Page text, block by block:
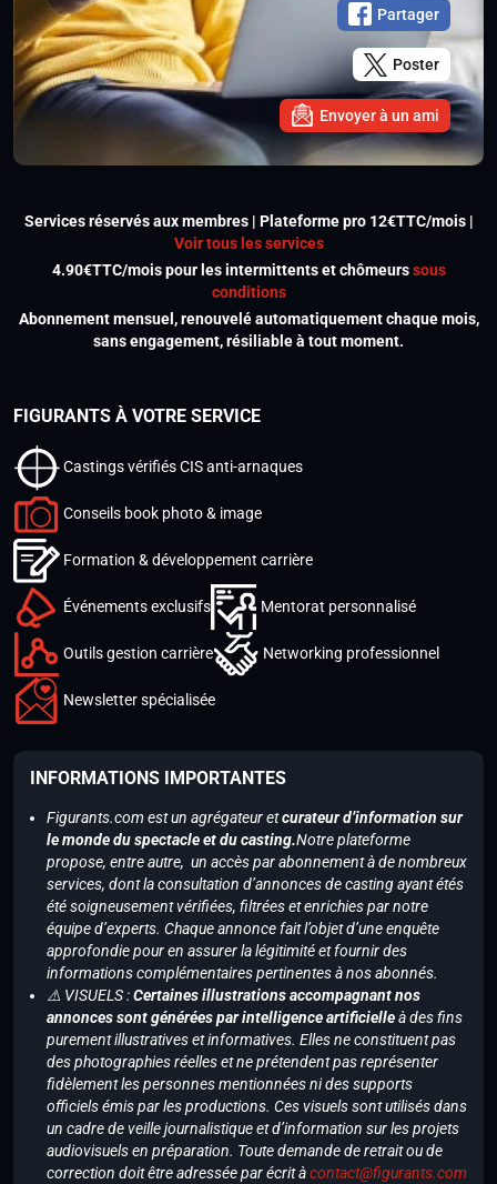
Partager
Poster
Envoyer à un ami
Services réservés aux membres | Plateforme pro 12€TTC/mois |
Voir tous les services
4.90€TTC/mois pour les intermittents et chômeurssous
conditions
Abonnement mensuel, renouvelé automatiquement chaque mois,
sans engagement, résiliable à tout moment.
FIGURANTS À VOTRE SERVICE
Castings vérifiés CIS anti-arnaques
Conseils book photo & image
Formation & développement carrière
Événements exclusifs Mentorat personnalisé
Outils gestion carrière Networking professionnel
Newsletter spécialisée
INFORMATIONS IMPORTANTES
Figurants.com est un agrégateur etcurateur d’information sur
le monde du spectacle et du casting.Notre plateforme
propose, entre autre, un accès par abonnement à de nombreux
services, dont la consultation d’annonces de casting ayant étés
été soigneusement vérifiées, filtrées et enrichies par notre
équipe d’experts. Chaque annonce fait l’objet d’une enquête
approfondie pour en assurer la légitimité et fournir des
informations complémentaires pertinentes à nos abonnés.
⚠️ VISUELS :Certaines illustrations accompagnant nos
annonces sont générées par intelligence artificielleà des fins
purement illustratives et informatives. Elles ne constituent pas
des photographies réelles et ne prétendent pas représenter
fidèlement les personnes mentionnées ni des supports
officiels émis par les productions. Ces visuels sont utilisés dans
un cadre de veille journalistique et d’information sur les projets
audiovisuels en préparation. Toute demande de retrait ou de
correction doit être adressée par écrit àcontact@figurants.com